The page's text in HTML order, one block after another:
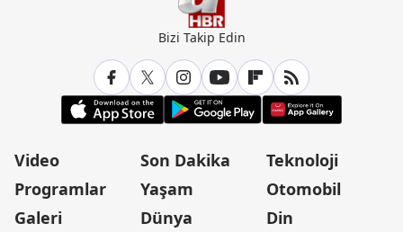
Bizi Takip Edin
Video
Programlar
Galeri
Son Dakika
Yaşam
Dünya
Teknoloji
Otomobil
Din